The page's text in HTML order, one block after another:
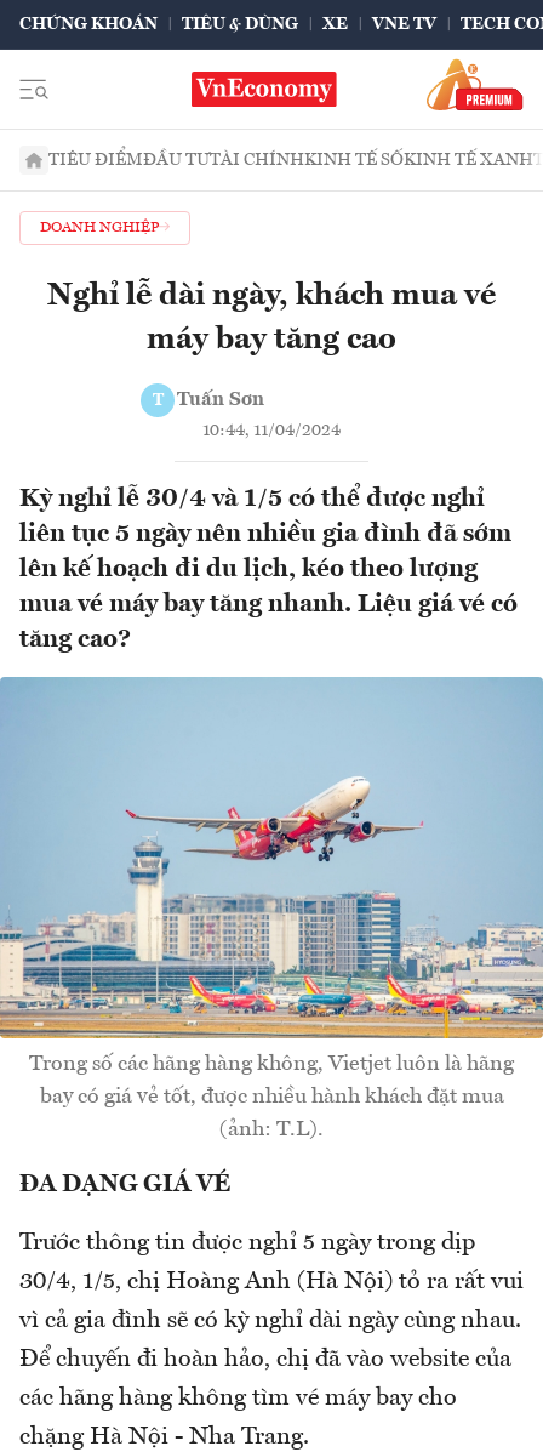
CHỨNG KHOÁN TIÊU & DÙNG XE VNE TV TECH
TIÊU ĐIỂMĐẦU TƯTÀI CHÍNHKINH TẾ SỐKINH TẾ XANH
DOANH NGHIỆP
Nghỉ lễ dài ngày, khách mua vé
máy bay tăng cao
T Tuấn Sơn
10:44, 11/04/2024
Kỳ nghỉ lễ 30/4 và 1/5 có thể được nghỉ
liên tục 5 ngày nên nhiều gia đình đã sớm
lên kế hoạch đi du lịch, kéo theo lượng
mua vé máy bay tăng nhanh. Liệu giá vé có
tăng cao?
Trong số các hãng hàng không, Vietjet luôn là hãng
bay có giá vẻ tốt, được nhiều hành khách đặt mua
(ảnh: T.L).
ĐA DẠNG GIÁ VÉ
Trước thông tin được nghỉ 5 ngày trong dịp
30/4, 1/5, chị Hoàng Anh (Hà Nội) tỏ ra rất vui
vì cả gia đình sẽ có kỳ nghỉ dài ngày cùng nhau.
Để chuyến đi hoàn hảo, chị đã vào website của
các hãng hàng không tìm vé máy bay cho
chặng Hà Nội - Nha Trang.